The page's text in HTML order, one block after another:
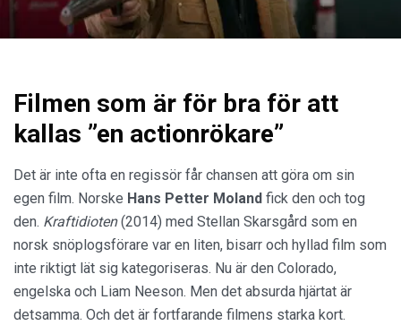
Filmen som är för bra för att
kallas ”en actionrökare”
Det är inte ofta en regissör får chansen att göra om sin
egen film. Norske Hans Petter Moland fick den och tog
den. Kraftidioten(2014) med Stellan Skarsgård som en
norsk snöplogsförare var en liten, bisarr och hyllad film som
inte riktigt lät sig kategoriseras. Nu är den Colorado,
engelska och Liam Neeson. Men det absurda hjärtat är
detsamma. Och det är fortfarande filmens starka kort.